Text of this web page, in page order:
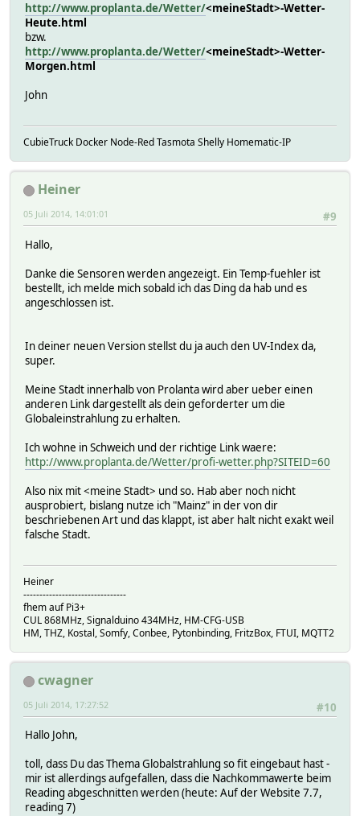
http://www.proplanta.de/Wetter/<meineStadt>-Wetter-
Heute.html
bzw.
http://www.proplanta.de/Wetter/<meineStadt>-Wetter-
Morgen.html
John
CubieTruck Docker Node-Red Tasmota Shelly Homematic-IP
Heiner
#9
05 Juli 2014, 14:01:01
Hallo,
Danke die Sensoren werden angezeigt. Ein Temp-fuehler ist
bestellt, ich melde mich sobald ich das Ding da hab und es
angeschlossen ist.
In deiner neuen Version stellst du ja auch den UV-Index da,
super.
Meine Stadt innerhalb von Prolanta wird aber ueber einen
anderen Link dargestellt als dein geforderter um die
Globaleinstrahlung zu erhalten.
Ich wohne in Schweich und der richtige Link waere:
http://www.proplanta.de/Wetter/profi-wetter.php?SITEID=60
Also nix mit <meine Stadt> und so. Hab aber noch nicht
ausprobiert, bislang nutze ich "Mainz" in der von dir
beschriebenen Art und das klappt, ist aber halt nicht exakt weil
falsche Stadt.
Heiner
--------------------------------
fhem auf Pi3+
CUL 868MHz, Signalduino 434MHz, HM-CFG-USB
HM, THZ, Kostal, Somfy, Conbee, Pytonbinding, FritzBox, FTUI, MQTT2
cwagner
#10
05 Juli 2014, 17:27:52
Hallo John,
toll, dass Du das Thema Globalstrahlung so fit eingebaut hast -
mir ist allerdings aufgefallen, dass die Nachkommawerte beim
Reading abgeschnitten werden (heute: Auf der Website 7.7,
reading 7)